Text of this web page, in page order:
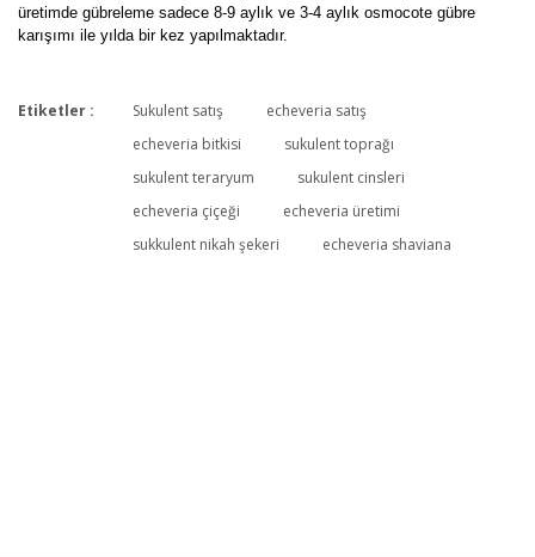
üretimde gübreleme sadece 8-9 aylık ve 3-4 aylık osmocote gübre
karışımı ile yılda bir kez yapılmaktadır.
Bu ürüne ilk yorumu siz yapın!
Yorum Yaz
Etiketler : Sukulent satış
echeveria satış
echeveria bitkisi
sukulent toprağı
sukulent teraryum
sukulent cinsleri
echeveria çiçeği
echeveria üretimi
sukkulent nikah şekeri
echeveria shaviana